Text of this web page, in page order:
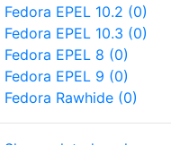
Fedora EPEL 10.2 (0)
Fedora EPEL 10.3 (0)
Fedora EPEL 8 (0)
Fedora EPEL 9 (0)
Fedora Rawhide (0)